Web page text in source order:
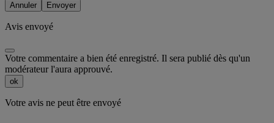
Annuler Envoyer
Avis envoyé
Votre commentaire a bien été enregistré. Il sera publié dès qu'un
modérateur l'aura approuvé.
ok
Votre avis ne peut être envoyé